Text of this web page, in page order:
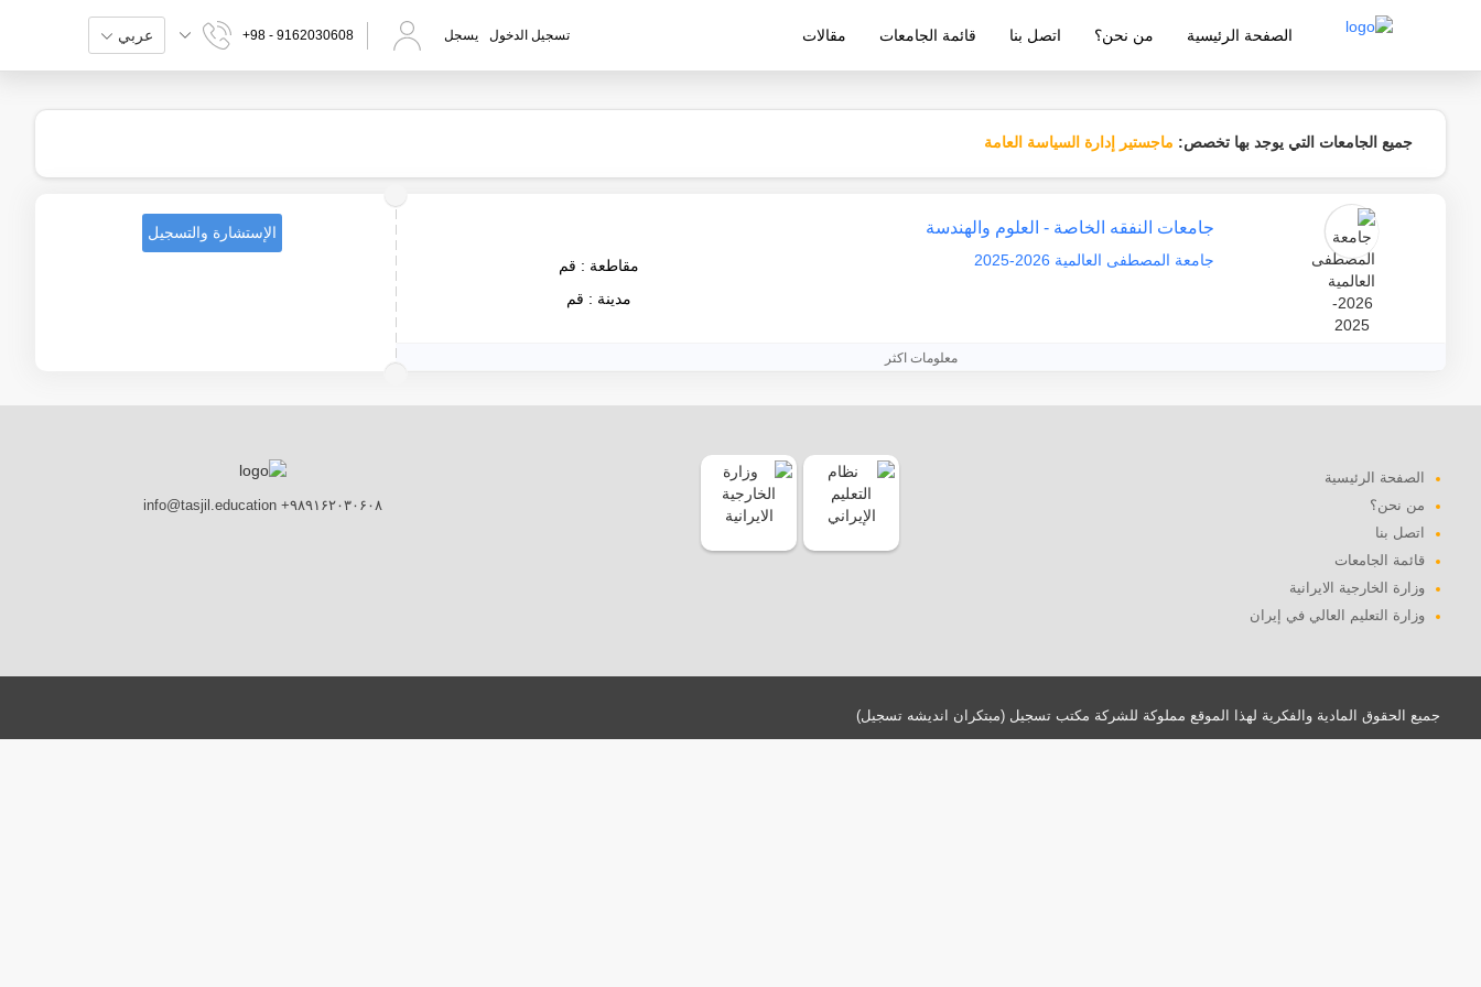
شركة معتمدة من قبل وزارة التربية والتعليم الإيرانية
الصفحة الرئيسية من نحن؟ اتصل بنا قائمة الجامعات مقالات تسجيل الدخول يسجل +98 - 9162030608 عربي
جميع الجامعات التي يوجد بها تخصص: ماجستير إدارة السياسة العامة
جامعات النفقه الخاصة - العلوم والهندسة
جامعة المصطفى العالمية 2026-2025
مقاطعة : قم
مدينة : قم
معلومات اكثر
الإستشارة والتسجيل
الصفحة الرئيسية
من نحن؟
اتصل بنا
قائمة الجامعات
وزارة الخارجية الايرانية
وزارة التعليم العالي في إيران
info@tasjil.education +۹۸۹۱۶۲۰۳۰۶۰۸
جميع الحقوق المادية والفكرية لهذا الموقع مملوكة للشركة مكتب تسجيل (مبتکران اندیشه تسجیل)